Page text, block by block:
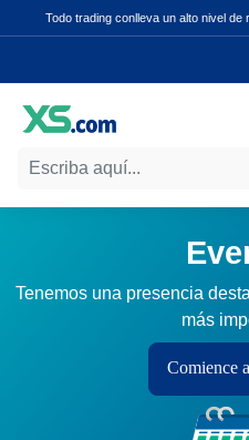
Todo trading conlleva un alto nivel
Tenemos una presencia
más
Comience